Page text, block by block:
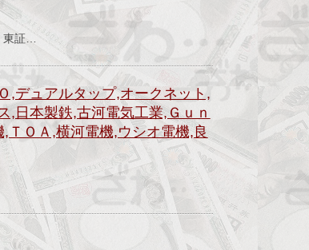
証…
,デュアルタップ,オークネット,
,日本製鉄,古河電気工業,Ｇｕｎ
ＴＯＡ,横河電機,ウシオ電機,良